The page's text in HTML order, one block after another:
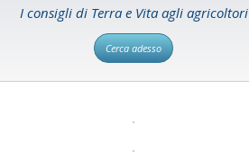
I consigli di Terra e Vita agli agricoltori
Cerca adesso